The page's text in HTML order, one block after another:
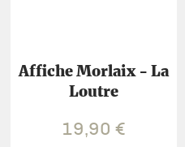
Affiche Morlaix - La
Loutre
19,90€